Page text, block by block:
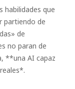
habilidades que
partiendo de
de
no paran de
**una AI capaz